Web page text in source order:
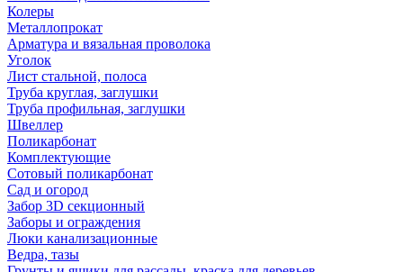
Колеры
Металлопрокат
Арматура и вязальная проволока
Уголок
Лист стальной, полоса
Труба круглая, заглушки
Труба профильная, заглушки
Швеллер
Поликарбонат
Комплектующие
Сотовый поликарбонат
Сад и огород
Забор 3D секционный
Заборы и ограждения
Люки канализационные
Ведра, тазы